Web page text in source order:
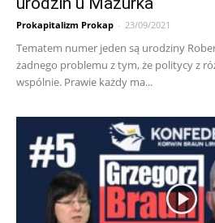
Prokapitalizm Prokap - 23/09/2021
Tematem numer jeden są urodziny
żadnego problemu z tym, że politycy z
wspólnie. Prawie każdy ma...